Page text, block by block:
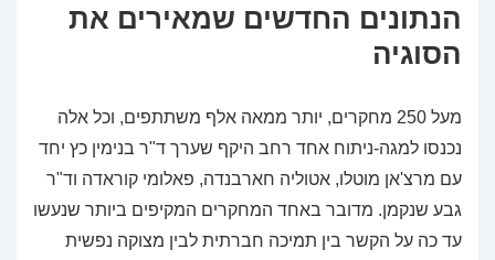
הנתונים החדשים שמאירים את
הסוגיה
מעל 250 מחקרים, יותר ממאה אלף משתתפים, וכל אלה
נכנסו למגה-ניתוח אחד רחב היקף שערך ד"ר בנימין כץ יחד
עם מרצ'אן מוטלו, אטוליה חארבנדה, פאלומי קוראדה וד"ר
גבע שנקמן. מדובר באחד המחקרים המקיפים ביותר שנעשו
עד כה על הקשר בין תמיכה חברתית לבין מצוקה נפשית